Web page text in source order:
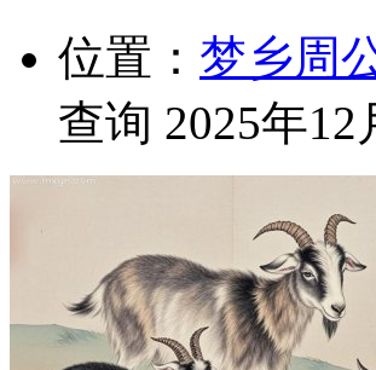
位置： 梦乡周
查询 2025年